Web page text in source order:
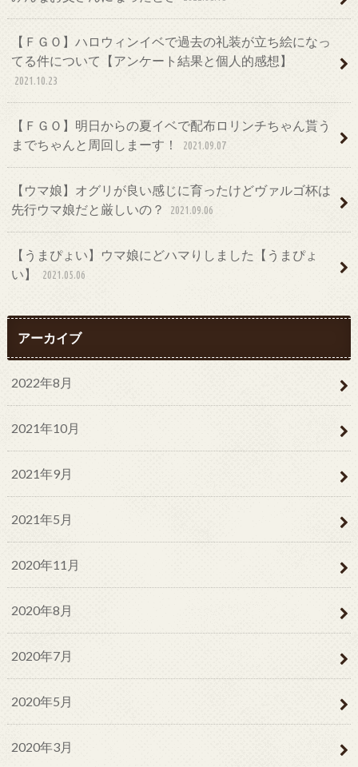
【ＦＧＯ】ハロウィンイベで過去の礼装が立ち絵になっ
てる件について【アンケート結果と個人的感想】
2021.10.23
【ＦＧＯ】明日からの夏イベで配布ロリンチちゃん貰う
までちゃんと周回しまーす！
2021.09.07
【ウマ娘】オグリが良い感じに育ったけどヴァルゴ杯は
先行ウマ娘だと厳しいの？
2021.09.06
【うまぴょい】ウマ娘にどハマりしました【うまぴょ
い】
2021.05.06
アーカイブ
2022年8月
2021年10月
2021年9月
2021年5月
2020年11月
2020年8月
2020年7月
2020年5月
2020年3月